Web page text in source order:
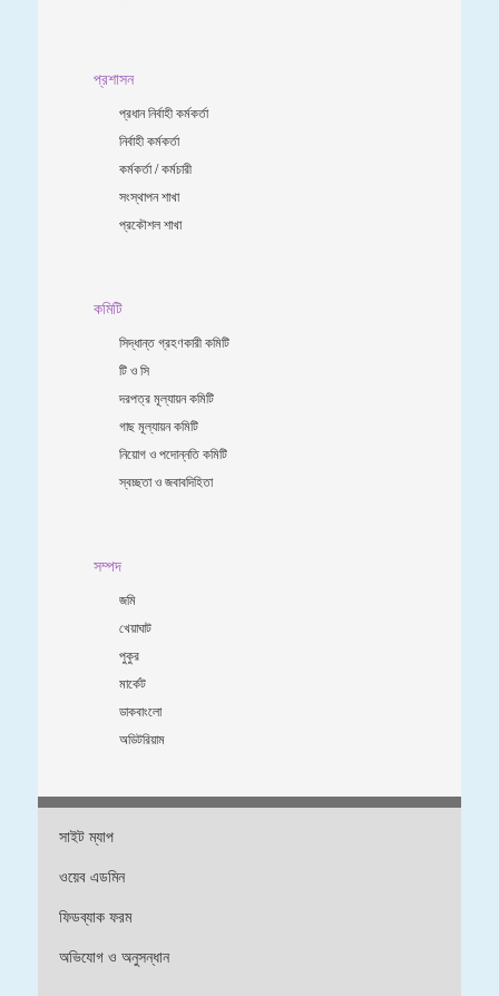
প্রশাসন
প্রধান নির্বাহী কর্মকর্তা
নির্বাহী কর্মকর্তা
কর্মকর্তা / কর্মচারী
সংস্থাপন শাখা
প্রকৌশল শাখা
কমিটি
সিদ্ধান্ত গ্রহণকারী কমিটি
টি ও সি
দরপত্র মূল্যায়ন কমিটি
গাছ মূল্যায়ন কমিটি
নিয়োগ ও পদোন্নতি কমিটি
স্বচ্ছতা ও জবাবদিহিতা
সম্পদ
জমি
খেয়াঘাট
পুকুর
মার্কেট
ডাকবাংলো
অডিটরিয়াম
সাইট ম্যাপ
ওয়েব এডমিন
ফিডব্যাক ফরম
অভিযোগ ও অনুসন্ধান